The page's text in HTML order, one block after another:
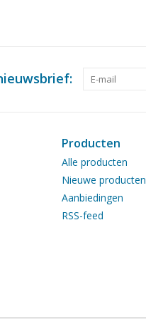
Producten
Alle producten
Nieuwe producten
Aanbiedingen
RSS-feed